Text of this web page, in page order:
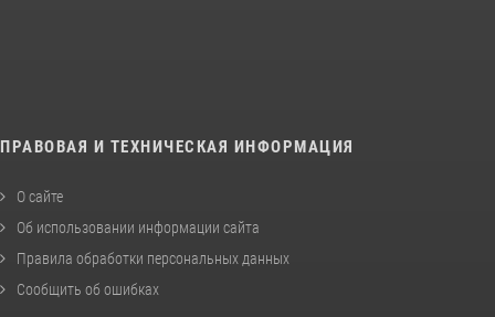
ПРАВОВАЯ И ТЕХНИЧЕСКАЯ ИНФОРМАЦИЯ
О сайте
Об использовании информации сайта
Правила обработки персональных данных
Сообщить об ошибках